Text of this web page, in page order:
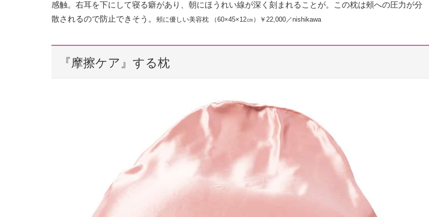
感触。右耳を下にして寝る癖があり、朝にほうれい線が深く刻まれることが。この枕は頰への圧力が分
散されるので防止できそう。 頰に優しい美容枕 （60×45×12㎝）￥22,000／nishikawa
『摩擦ケア』する枕